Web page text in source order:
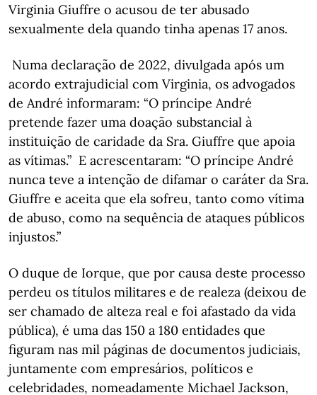
Virginia Giuffre o acusou de ter abusado
sexualmente dela quando tinha apenas 17 anos.
Numa declaração de 2022, divulgada após um
acordo extrajudicial com Virginia, os advogados
de André informaram: “O príncipe André
pretende fazer uma doação substancial à
instituição de caridade da Sra. Giuffre que apoia
as vítimas.” E acrescentaram: “O príncipe André
nunca teve a intenção de difamar o caráter da Sra.
Giuffre e aceita que ela sofreu, tanto como vítima
de abuso, como na sequência de ataques públicos
injustos.”
O duque de Iorque, que por causa deste processo
perdeu os títulos militares e de realeza (deixou de
ser chamado de alteza real e foi afastado da vida
pública), é uma das 150 a 180 entidades que
figuram nas mil páginas de documentos judiciais,
juntamente com empresários, políticos e
celebridades, nomeadamente Michael Jackson,